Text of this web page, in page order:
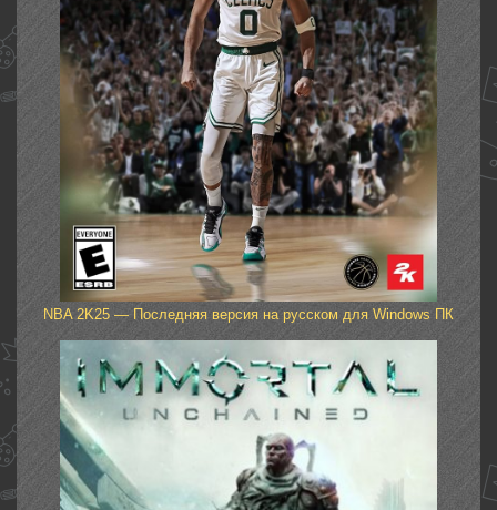
NBA 2K25 — Последняя версия на русском для Windows ПК